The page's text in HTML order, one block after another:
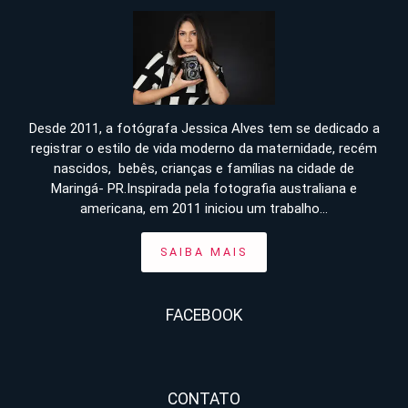
Desde 2011, a fotógrafa Jessica Alves tem se dedicado a
registrar o estilo de vida moderno da maternidade, recém
nascidos, bebês, crianças e famílias na cidade de
Maringá- PR.Inspirada pela fotografia australiana e
americana, em 2011 iniciou um trabalho...
SAIBA MAIS
FACEBOOK
CONTATO